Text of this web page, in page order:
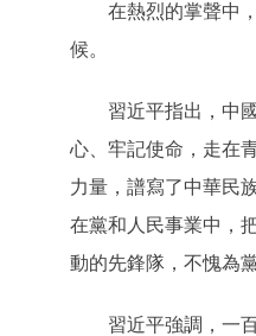
在熱烈的掌聲中，
候。
習近平指出，中國
心、牢記使命，走在
力量，譜寫了中華民
在黨和人民事業中，
動的先鋒隊，不愧為
習近平強調，一百